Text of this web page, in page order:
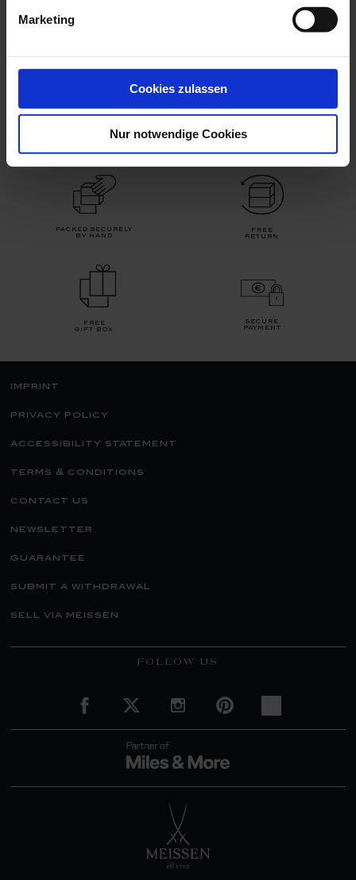
Marketing
Cookies zulassen
Nur notwendige Cookies
Available Available
$4,370.00
packed securely
by hand
free
return
free
gift box
secure
payment
imprint
privacy policy
accessibility statement
terms & conditions
contact us
newsletter
guarantee
submit a withdrawal
sell via meissen
FOLLOW US